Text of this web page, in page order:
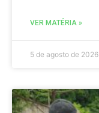
VER MATÉRIA »
5 de agosto de 2026